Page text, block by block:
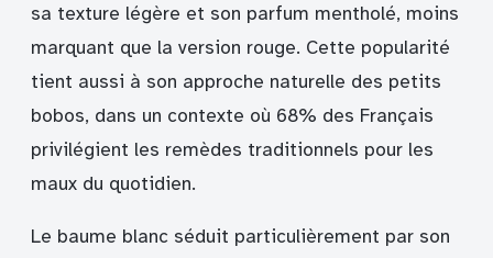
sa texture légère et son parfum mentholé, moins
marquant que la version rouge. Cette popularité
tient aussi à son approche naturelle des petits
bobos, dans un contexte où 68% des Français
privilégient les remèdes traditionnels pour les
maux du quotidien.
Le baume blanc séduit particulièrement par son